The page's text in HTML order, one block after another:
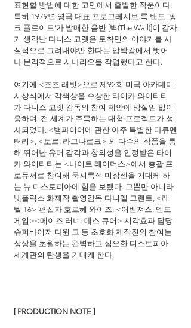
표현할 방법에 대한 고민에서 출발한 작품이다.
특히 1979년 영국 대표 프로그레시브 록 밴드 ‘핑
크 플로이드’가 발매한 음반 [벽(The Wall)]이 갑자
기 생각난 다니스 고렛은 토착민의 이야기를 사
실적으로 그려내야만 한다는 압박감에서 벗어
나 본격적으로 시나리오를 작업했다고 한다.
여기에 <조조 래빗>으로 제92회 미국 아카데미
시상식에서 각색상을 수상한 타이카 와이티티
가 다니스 고렛 감독의 참여 제안에 망설임 없이
응하며, 전 세계가 주목하는 대형 프로젝트가 성
사되었다. <뱀파이어에 관한 아주 특별한 다큐멘
터리>, <토르: 라그나로크> 외 다수의 작품을 통
해 뛰어난 유머 감각과 창의성을 인정받은 타이
카 와이티티는 <나이트 레이더스>에서 총괄 프
로듀서로 참여해 묵시록적 미장센을 기대케 하
는 뉴 디스토피아에 힘을 보탰다. 그뿐만 아니라
넷플릭스 화제작 촬영감독 다니엘 그랜트, <레
벨 16> 편집자 호르헤 와이즈, <어벤져스: 엔드
게임><메이즈 러너: 데스 큐어> 시각효과 담당
슈퍼바이저 다윈 고 등 초호화 제작진의 참여는
상상을 초월하는 완벽하고 심오한 디스토피아
세계관의 탄생을 기대케 한다.
[ PRODUCTION NOTE ]